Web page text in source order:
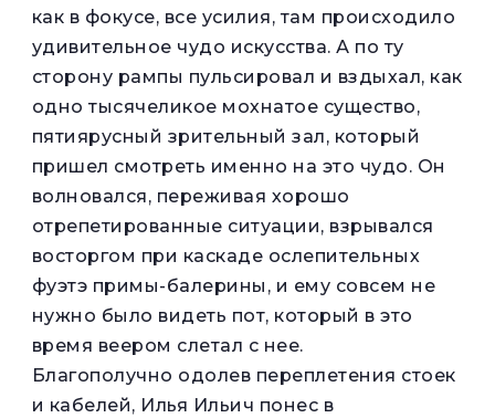
как в фокусе, все усилия, там происходило
удивительное чудо искусства. А по ту
сторону рампы пульсировал и вздыхал, как
одно тысячеликое мохнатое существо,
пятиярусный зрительный зал, который
пришел смотреть именно на это чудо. Он
волновался, переживая хорошо
отрепетированные ситуации, взрывался
восторгом при каскаде ослепительных
фуэтэ примы-балерины, и ему совсем не
нужно было видеть пот, который в это
время веером слетал с нее.
Благополучно одолев переплетения стоек
и кабелей, Илья Ильич понес в